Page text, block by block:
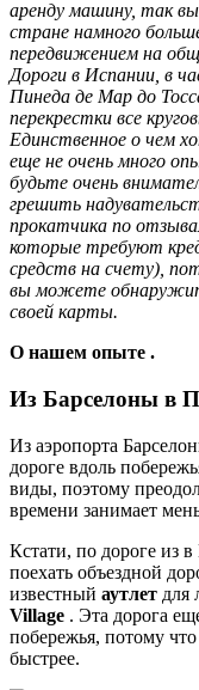
аренду машину, так
стране намного
передвижением на
Дороги в Испании, в
Пинеда де Мар до
перекрестки все
Единственное о чем
еще не очень много
будьте очень
грешить
прокатчика по
которые требуют
средств на счету),
вы можете
своей карты.
О нашем опыте .
Из Барселоны в
Из аэропорта
дороге вдоль
виды, поэтому
времени занимает
Кстати, по дороге из
поехать объездной
известный аутлет для
Village . Эта дорога
побережья, потому
быстрее.